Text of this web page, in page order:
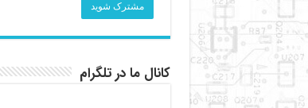
کانال ما در تلگرام